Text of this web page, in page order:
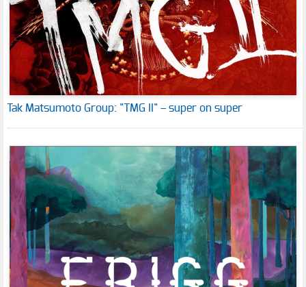
Tak Matsumoto Group: "TMG II" – super on super